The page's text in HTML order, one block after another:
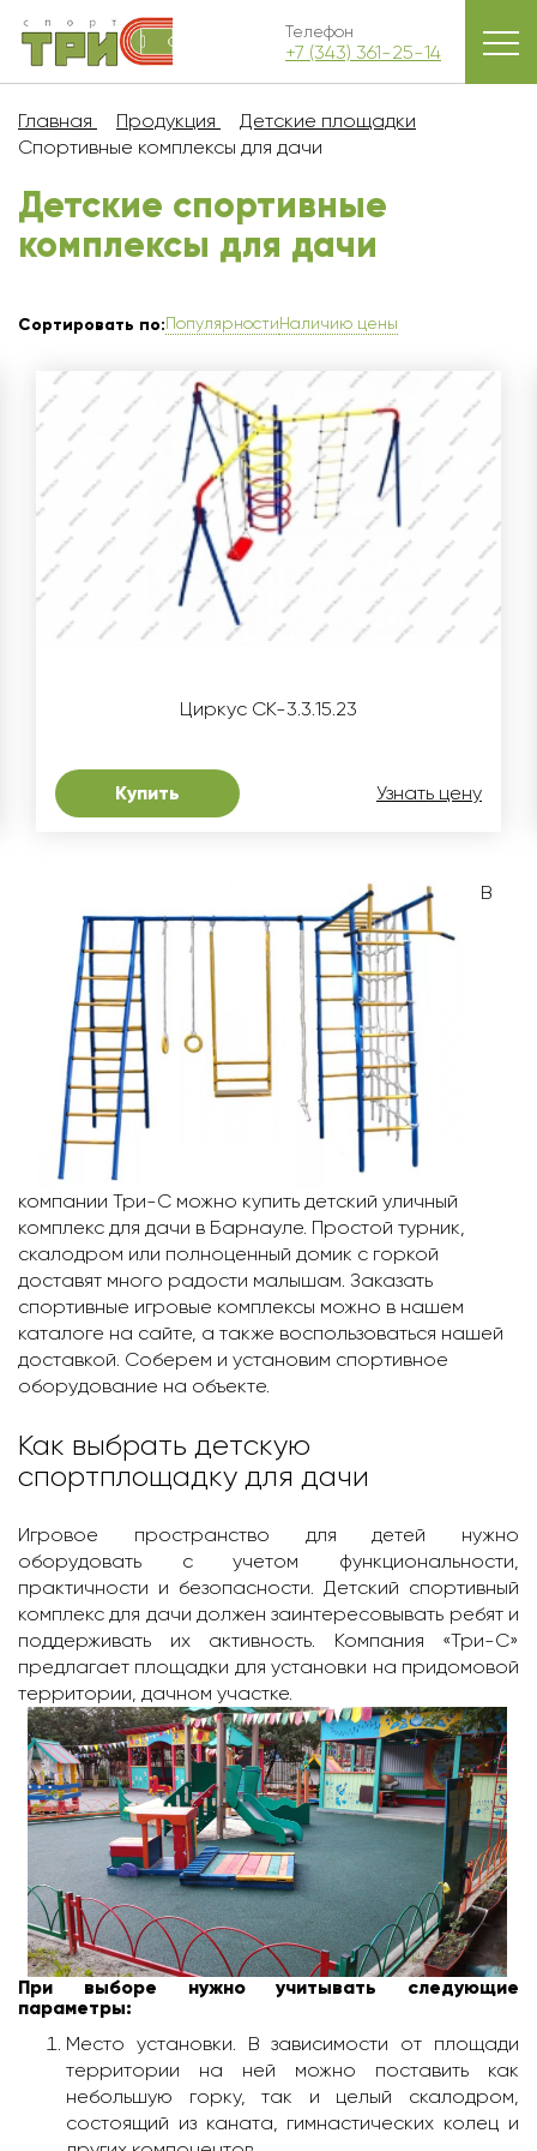
Телефон
+7 (343) 361-25-14
Главная Продукция
Детские площадки
Спортивные комплексы для дачи
Детские спортивные
комплексы для дачи
Сортировать по:ПопулярностиНаличию цены
Циркус СК-3.3.15.23
Купить Узнать цену
В
компании Три-С можно купить детский уличный
комплекс для дачи в Барнаулe. Простой турник,
скалодром или полноценный домик с горкой
доставят много радости малышам. Заказать
спортивные игровые комплексы можно в нашем
каталоге на сайте, а также воспользоваться нашей
доставкой. Соберем и установим спортивное
оборудование на объекте.
Как выбрать детскую
спортплощадку для дачи
Игровое пространство для детей нужно
оборудовать с учетом функциональности,
практичности и безопасности. Детский спортивный
комплекс для дачи должен заинтересовывать ребят и
поддерживать их активность. Компания «Три-С»
предлагает площадки для установки на придомовой
территории, дачном участке.
При выборе нужно учитывать следующие
параметры:
Место установки. В зависимости от площади
территории на ней можно поставить как
небольшую горку, так и целый скалодром,
состоящий из каната, гимнастических колец и